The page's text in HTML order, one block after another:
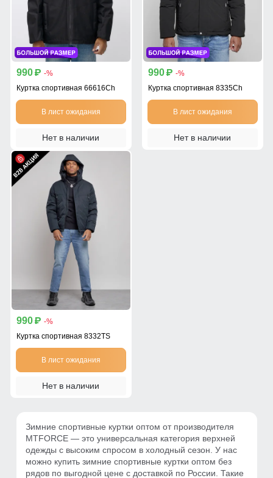
990 p -%
Куртка спортивная 66616Ch
В лист ожидания
Нет в наличии
990 p -%
Куртка спортивная 8335Ch
В лист ожидания
Нет в наличии
990 p -%
Куртка спортивная 8332TS
В лист ожидания
Нет в наличии
Зимние спортивные куртки оптом от производителя
MTFORCE — это универсальная категория верхней
одежды с высоким спросом в холодный сезон. У нас
можно купить зимние спортивные куртки оптом без
рядов по выгодной цене с доставкой по России. Такие